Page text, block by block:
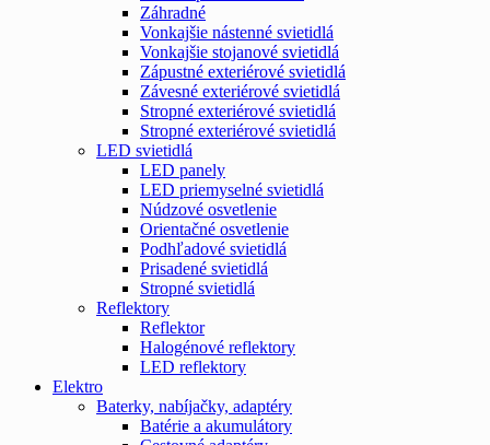
Záhradné
Vonkajšie nástenné svietidlá
Vonkajšie stojanové svietidlá
Zápustné exteriérové svietidlá
Závesné exteriérové svietidlá
Stropné exteriérové svietidlá
Stropné exteriérové svietidlá
LED svietidlá
LED panely
LED priemyselné svietidlá
Núdzové osvetlenie
Orientačné osvetlenie
Podhľadové svietidlá
Prisadené svietidlá
Stropné svietidlá
Reflektory
Reflektor
Halogénové reflektory
LED reflektory
Elektro
Baterky, nabíjačky, adaptéry
Batérie a akumulátory